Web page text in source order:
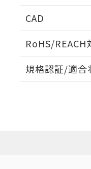
CAD
RoHS/REACH
EU RoHS 注意
規格認証/適合